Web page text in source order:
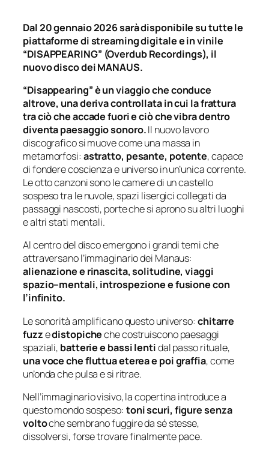
Dal 20 gennaio 2026 sarà disponibile su tutte le
piattaforme di streaming digitale e in vinile
“DISAPPEARING” (Overdub Recordings), il
nuovo disco dei MANAUS.
“Disappearing” è un viaggio che conduce
altrove, una deriva controllata in cui la frattura
tra ciò che accade fuori e ciò che vibra dentro
diventa paesaggio sonoro.Il nuovo lavoro
discografico si muove come una massa in
metamorfosi: astratto, pesante, potente, capace
di fondere coscienza e universo in un’unica corrente.
Le otto canzoni sono le camere di un castello
sospeso tra le nuvole, spazi lisergici collegati da
passaggi nascosti, porte che si aprono su altri luoghi
e altri stati mentali.
Al centro del disco emergono i grandi temi che
attraversano l’immaginario dei Manaus:
alienazione e rinascita, solitudine, viaggi
spazio–mentali, introspezione e fusione con
l’infinito.
Le sonorità amplificano questo universo: chitarre
fuzzedistopicheche costruiscono paesaggi
spaziali, batterie e bassi lentidal passo rituale,
una voce che fluttua eterea e poi graffia, come
un’onda che pulsa e si ritrae.
Nell’immaginario visivo, la copertina introduce a
questo mondo sospeso: toni scuri, figure senza
voltoche sembrano fuggire da sé stesse,
dissolversi, forse trovare finalmente pace.